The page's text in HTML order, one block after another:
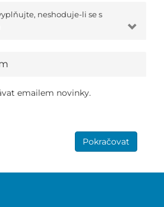
neshoduje-li se s
emailem novinky.
Pokračovat